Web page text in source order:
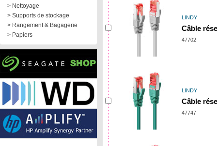
> Nettoyage
> Supports de stockage
> Rangement & Bagagerie
> Papiers
LINDY
Câble
47702
LINDY
Câble
47747